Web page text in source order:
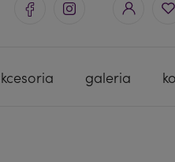
galeria